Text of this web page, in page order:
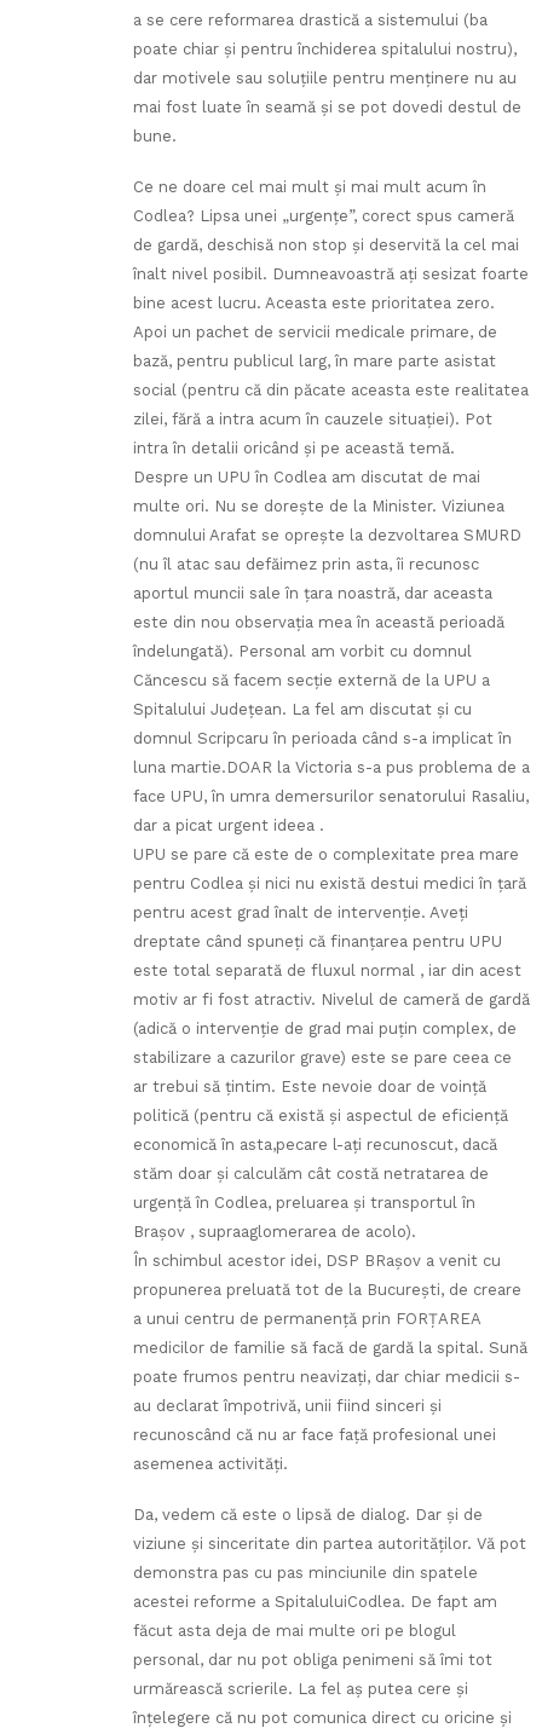
a se cere reformarea drastică a sistemului (ba
poate chiar şi pentru închiderea spitalului nostru),
dar motivele sau soluţiile pentru menţinere nu au
mai fost luate în seamă şi se pot dovedi destul de
bune.
Ce ne doare cel mai mult şi mai mult acum în
Codlea? Lipsa unei „urgenţe”, corect spus cameră
de gardă, deschisă non stop şi deservită la cel mai
înalt nivel posibil. Dumneavoastră aţi sesizat foarte
bine acest lucru. Aceasta este prioritatea zero.
Apoi un pachet de servicii medicale primare, de
bază, pentru publicul larg, în mare parte asistat
social (pentru că din păcate aceasta este realitatea
zilei, fără a intra acum în cauzele situaţiei). Pot
intra în detalii oricând şi pe această temă.
Despre un UPU în Codlea am discutat de mai
multe ori. Nu se doreşte de la Minister. Viziunea
domnului Arafat se opreşte la dezvoltarea SMURD
(nu îl atac sau defăimez prin asta, îi recunosc
aportul muncii sale în ţara noastră, dar aceasta
este din nou observaţia mea în această perioadă
îndelungată). Personal am vorbit cu domnul
Căncescu să facem secţie externă de la UPU a
Spitalului Judeţean. La fel am discutat şi cu
domnul Scripcaru în perioada când s-a implicat în
luna martie.DOAR la Victoria s-a pus problema de a
face UPU, în umra demersurilor senatorului Rasaliu,
dar a picat urgent ideea .
UPU se pare că este de o complexitate prea mare
pentru Codlea şi nici nu există destui medici în ţară
pentru acest grad înalt de intervenţie. Aveţi
dreptate când spuneţi că finanţarea pentru UPU
este total separată de fluxul normal , iar din acest
motiv ar fi fost atractiv. Nivelul de cameră de gardă
(adică o intervenţie de grad mai puţin complex, de
stabilizare a cazurilor grave) este se pare ceea ce
ar trebui să ţintim. Este nevoie doar de voinţă
politică (pentru că există şi aspectul de eficienţă
economică în asta,pecare l-aţi recunoscut, dacă
stăm doar şi calculăm cât costă netratarea de
urgenţă în Codlea, preluarea şi transportul în
Braşov , supraaglomerarea de acolo).
În schimbul acestor idei, DSP BRaşov a venit cu
propunerea preluată tot de la Bucureşti, de creare
a unui centru de permanenţă prin FORŢAREA
medicilor de familie să facă de gardă la spital. Sună
poate frumos pentru neavizaţi, dar chiar medicii s-
au declarat împotrivă, unii fiind sinceri şi
recunoscând că nu ar face faţă profesional unei
asemenea activităţi.
Da, vedem că este o lipsă de dialog. Dar şi de
viziune şi sinceritate din partea autorităţilor. Vă pot
demonstra pas cu pas minciunile din spatele
acestei reforme a SpitaluluiCodlea. De fapt am
făcut asta deja de mai multe ori pe blogul
personal, dar nu pot obliga penimeni să îmi tot
urmărească scrierile. La fel aş putea cere şi
înţelegere că nu pot comunica direct cu oricine şi